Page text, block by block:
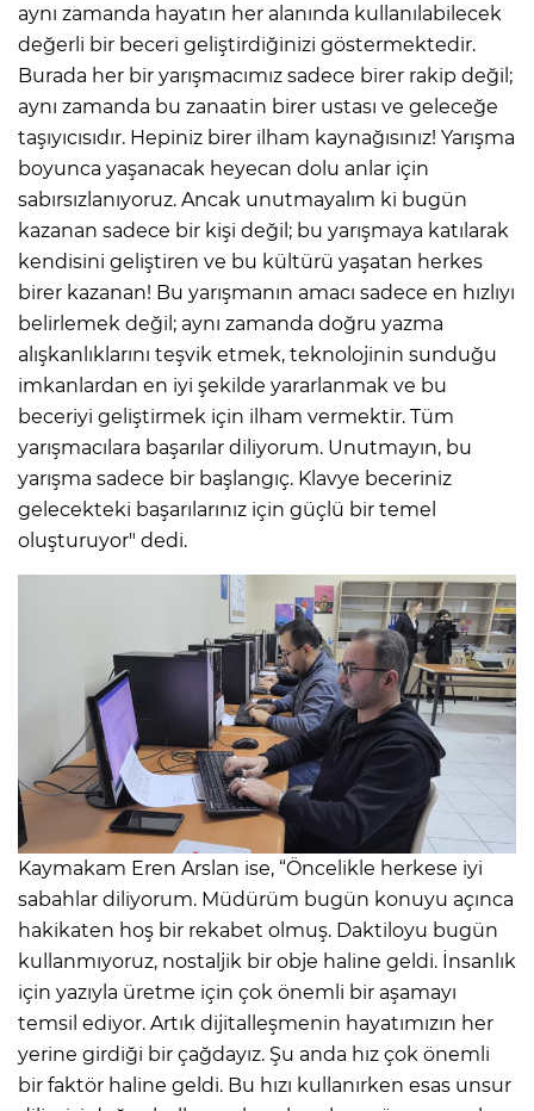
aynı zamanda hayatın her alanında kullanılabilecek
değerli bir beceri geliştirdiğinizi göstermektedir.
Burada her bir yarışmacımız sadece birer rakip değil;
aynı zamanda bu zanaatin birer ustası ve geleceğe
taşıyıcısıdır. Hepiniz birer ilham kaynağısınız! Yarışma
boyunca yaşanacak heyecan dolu anlar için
sabırsızlanıyoruz. Ancak unutmayalım ki bugün
kazanan sadece bir kişi değil; bu yarışmaya katılarak
kendisini geliştiren ve bu kültürü yaşatan herkes
birer kazanan! Bu yarışmanın amacı sadece en hızlıyı
belirlemek değil; aynı zamanda doğru yazma
alışkanlıklarını teşvik etmek, teknolojinin sunduğu
imkanlardan en iyi şekilde yararlanmak ve bu
beceriyi geliştirmek için ilham vermektir. Tüm
yarışmacılara başarılar diliyorum. Unutmayın, bu
yarışma sadece bir başlangıç. Klavye beceriniz
gelecekteki başarılarınız için güçlü bir temel
oluşturuyor" dedi.
Kaymakam Eren Arslan ise, “Öncelikle herkese iyi
sabahlar diliyorum. Müdürüm bugün konuyu açınca
hakikaten hoş bir rekabet olmuş. Daktiloyu bugün
kullanmıyoruz, nostaljik bir obje haline geldi. İnsanlık
için yazıyla üretme için çok önemli bir aşamayı
temsil ediyor. Artık dijitalleşmenin hayatımızın her
yerine girdiği bir çağdayız. Şu anda hız çok önemli
bir faktör haline geldi. Bu hızı kullanırken esas unsur